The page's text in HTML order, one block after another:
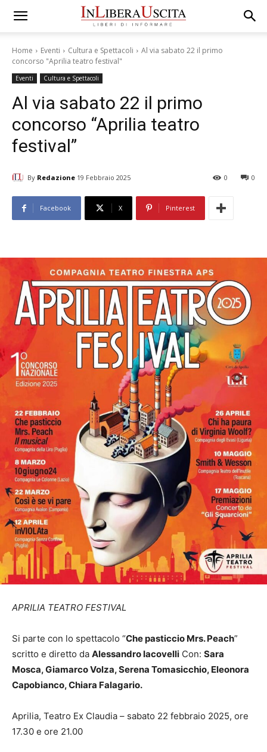
Home Eventi Cultura e Spettacoli
Al via sabato 22 il primo
concorso "Aprilia teatro festival"
Eventi Cultura e Spettacoli
Al via sabato 22 il primo
concorso “Aprilia teatro
festival”
By Redazione 19 Febbraio 2025 0
0
Facebook X Pinterest
APRILIA TEATRO FESTIVAL
Si parte con lo spettacolo “Che pasticcio Mrs. Peach”
scritto e diretto da Alessandro Iacovelli Con: Sara
Mosca, Giamarco Volza, Serena Tomasicchio, Eleonora
Capobianco, Chiara Falagario.
Aprilia, Teatro Ex Claudia – sabato 22 febbraio 2025, ore
17.30 e ore 21.00